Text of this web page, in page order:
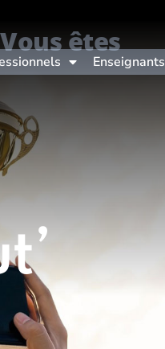
Vous êtes
Enseignants